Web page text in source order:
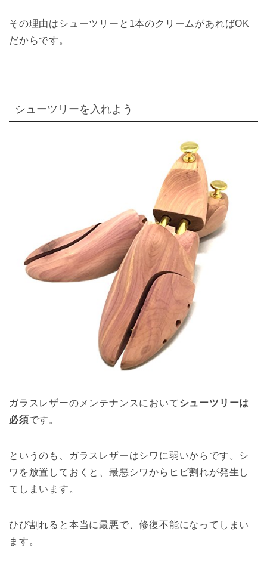
その理由はシューツリーと1本のクリームがあればOK
だからです。
シューツリーを入れよう
ガラスレザーのメンテナンスにおいて シューツリーは
必須です。
というのも、ガラスレザーはシワに弱いからです。シ
ワを放置しておくと、最悪シワからヒビ割れが発生し
てしまいます。
ひび割れると本当に最悪で、修復不能になってしまい
ます。